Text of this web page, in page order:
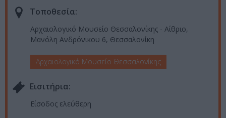
Τοποθεσία:
Αρχαιολογικό Μουσείο Θεσσαλονίκης - Αίθριο,
Μανόλη Ανδρόνικου 6, Θεσσαλονίκη
Αρχαιολογικό Μουσείο Θεσσαλονίκης
Eισιτήρια:
Είσοδος ελεύθερη